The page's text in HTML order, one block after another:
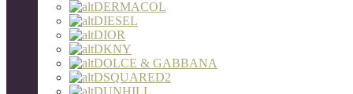
DERMACOL
DIESEL
DIOR
DKNY
DOLCE & GABBANA
DSQUARED2
DUNHILL